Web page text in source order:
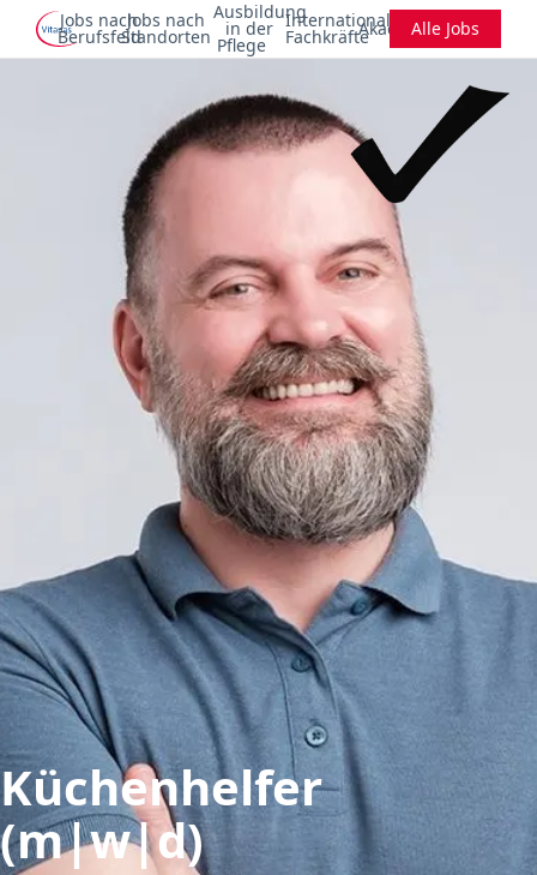
Jobs nach
Berufsfeld
Jobs nach
Standorten
Ausbildung
in der
Pflege
Internationale
FachkräfteAkademieAlle Jobs
Küchenhelfer
(m|w|d)